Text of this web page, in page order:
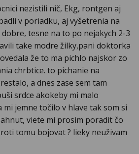
nezistili nič, Ekg, rontgen aj
v poriadku, aj vyšetrenia na
tesne na to po nejakych 2-3
take modre žilky,pani doktorka
že to ma pichlo najskor zo
chrbtice. to pichanie na
a dnes zase sem tam
srdce akokeby mi malo
mi jemne točilo v hlave tak som si
viete mi prosim poradit čo
tomu bojovat ? lieky neuživam